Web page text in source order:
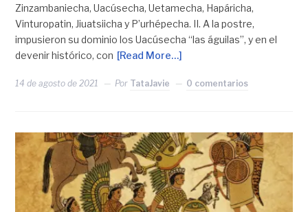
Zinzambaniecha, Uacúsecha, Uetamecha, Hapáricha,
Vinturopatin, Jiuatsiicha y P’urhépecha. II. A la postre,
impusieron su dominio los Uacúsecha “las águilas”, y en el
devenir histórico, con [Read More…]
14 de agosto de 2021 Por TataJavie 0 comentarios